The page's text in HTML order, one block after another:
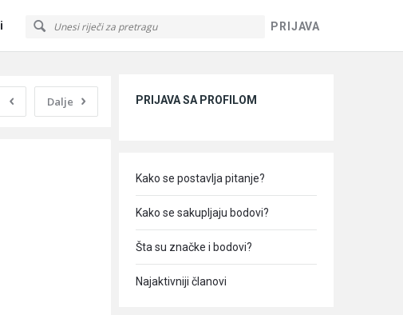
PRIJAVA
Dalje PRIJAVA SA PROFILOM
Kako se postavlja pitanje?
Kako se sakupljaju bodovi?
Šta su značke i bodovi?
Najaktivniji članovi